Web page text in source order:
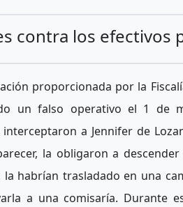
contra los efectivos
proporcionada por la
un falso operativo el 1 de
a Jennifer de
la obligaron a
la habrían trasladado en una
a una comisaría. Durante